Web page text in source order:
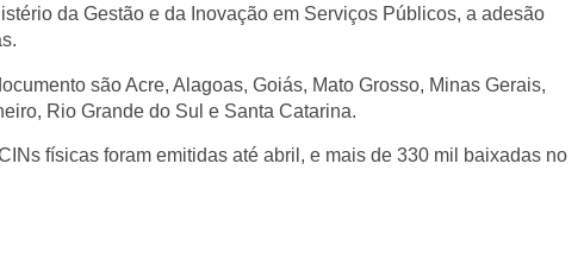
da Gestão e da Inovação em Serviços Públicos, a adesão
são Acre, Alagoas, Goiás, Mato Grosso, Minas Gerais,
Rio Grande do Sul e Santa Catarina.
físicas foram emitidas até abril, e mais de 330 mil baixadas no